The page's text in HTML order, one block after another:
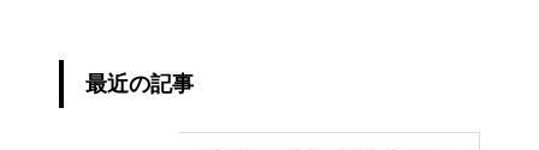
最近の記事